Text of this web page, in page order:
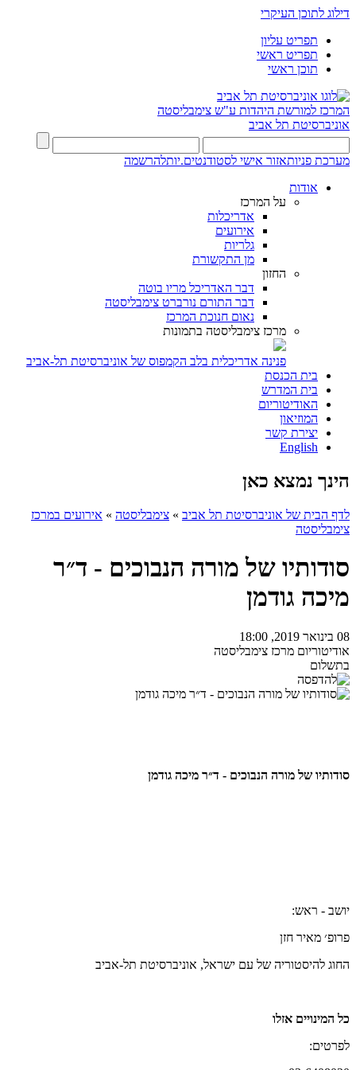
דילוג לתוכן העיקרי
תפריט עליון
תפריט ראשי
תוכן ראשי
המרכז למורשת היהדות ע"ש צימבליסטה
אוניברסיטת תל אביב
מערכת פניותאזור אישי לסטודנטים.יותלהרשמה
אודות
על המרכז
אדריכלות
אירועים
גלריות
מן התקשורת
החזון
דבר האדריכל מריו בוטה
דבר התורם נורברט צימבליסטה
נאום חנוכת המרכז
מרכז צימבליסטה בתמונות
פנינה אדריכלית בלב הקמפוס של אוניברסיטת תל-אביב
בית הכנסת
בית המדרש
האודיטוריום
המוזיאון
יצירת קשר
English
הינך נמצא כאן
לדף הבית של אוניברסיטת תל אביב » צימבליסטה » אירועים במרכז
צימבליסטה
סודותיו של מורה הנבוכים - ד״ר
מיכה גודמן
08 בינואר 2019, 18:00
אודיטוריום מרכז צימבליסטה
בתשלום
סודותיו של מורה הנבוכים - ד״ר מיכה גודמן
יושב - ראש:
פרופ׳ מאיר חזן
החוג להיסטוריה של עם ישראל, אוניברסיטת תל-אביב
כל המינויים אזלו
לפרטים: